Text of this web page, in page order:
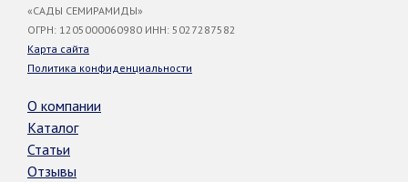
«САДЫ СЕМИРАМИДЫ»
ОГРН: 1205000060980 ИНН: 5027287582
Карта сайта
Политика конфиденциальности
О компании
Каталог
Статьи
Отзывы